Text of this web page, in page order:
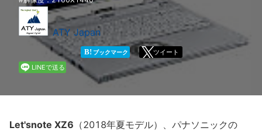
法人向け
ATY Japan
B! ブックマーク
ツイート
LINEで送る
Let'snote XZ6 （2018年夏モデル）、パナソニックの